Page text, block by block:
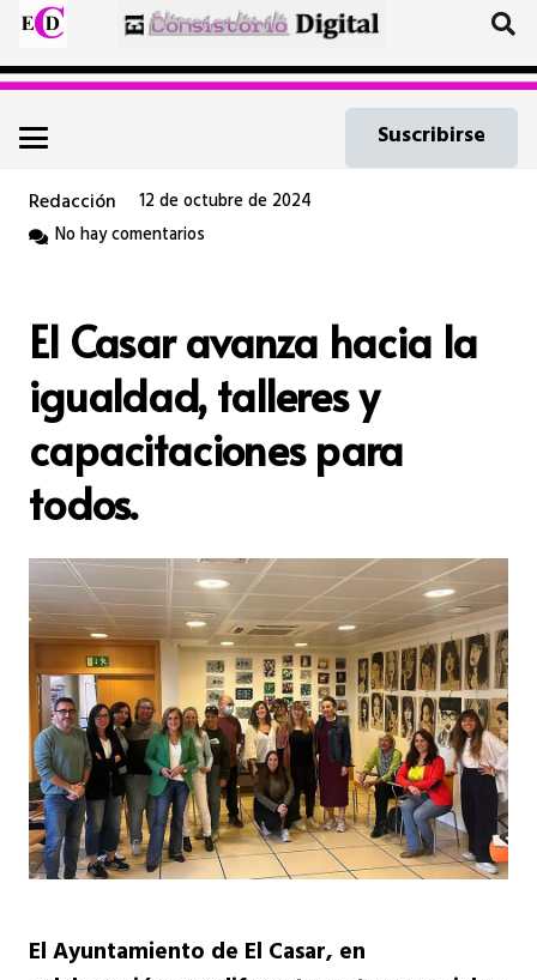
Suscribirse
Redacción
12 de octubre de 2024
No hay comentarios
El Casar avanza hacia la
igualdad, talleres y
capacitaciones para
todos.
El Ayuntamiento de El Casar, en